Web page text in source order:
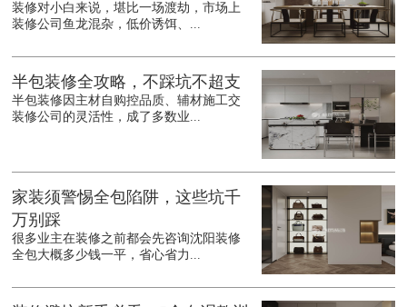
装修对小白来说，堪比一场渡劫，市场上
装修公司鱼龙混杂，低价诱饵、...
半包装修全攻略，不踩坑不超支
半包装修因主材自购控品质、辅材施工交
装修公司的灵活性，成了多数业...
家装须警惕全包陷阱，这些坑千
万别踩
很多业主在装修之前都会先咨询沈阳装修
全包大概多少钱一平，省心省力...